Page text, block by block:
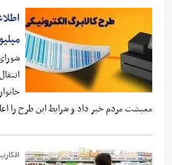
معیشت مردم خبر داد و شرایط این طرح را